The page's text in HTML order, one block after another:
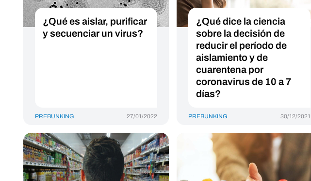
¿Qué es aislar, purificar
y secuenciar un virus?
PREBUNKING 27/01/2022
¿Qué dice la ciencia
sobre la decisión de
reducir el período de
aislamiento y de
cuarentena por
coronavirus de 10 a 7
días?
PREBUNKING 30/12/2021